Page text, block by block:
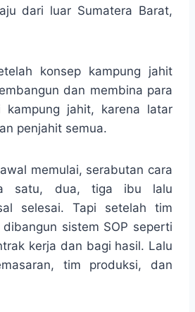
dari luar Sumatera Barat,
konsep kampung jahit
dan membina para
jahit, karena latar
penjahit semua.
memulai, serabutan cara
satu, dua, tiga ibu lalu
selesai. Tapi setelah tim
sistem SOP seperti
kerja dan bagi hasil. Lalu
tim produksi, dan